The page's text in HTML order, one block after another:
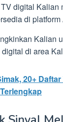
digital
di
Kalian
di area
20+